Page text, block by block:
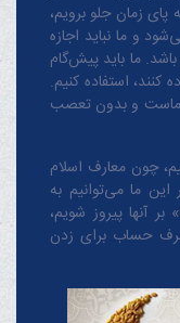
پای زمان جلو برویم،
و ما نباید اجازه
ما باید پیش‌گام
کنند، استفاده کنیم.
ماست و بدون تعصب
چون معارف اسلام
ما می‌توانیم به
آنها پیروز شویم،
حساب برای زدن